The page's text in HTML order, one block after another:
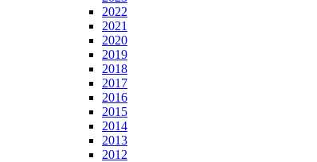
2022
2021
2020
2019
2018
2017
2016
2015
2014
2013
2012